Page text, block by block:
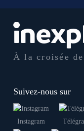
À la croisée
Suivez-nous sur
Instagram